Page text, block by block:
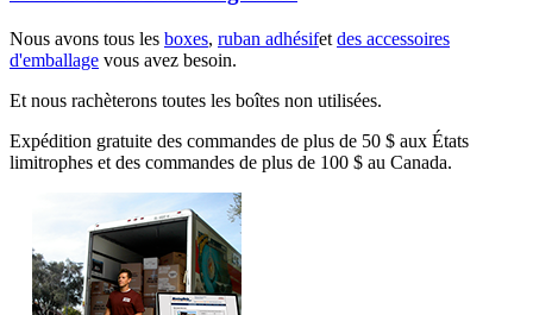
Nous avons tous les boxes, ruban adhésifet des accessoires
d'emballage vous avez besoin.
Et nous rachèterons toutes les boîtes non utilisées.
Expédition gratuite des commandes de plus de 50 $ aux États
limitrophes et des commandes de plus de 100 $ au Canada.